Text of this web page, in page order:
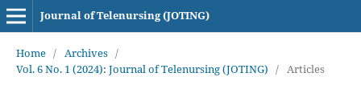
Journal of Telenursing (JOTING)
Home / Archives /
Vol. 6 No. 1 (2024): Journal of Telenursing (JOTING) / Articles